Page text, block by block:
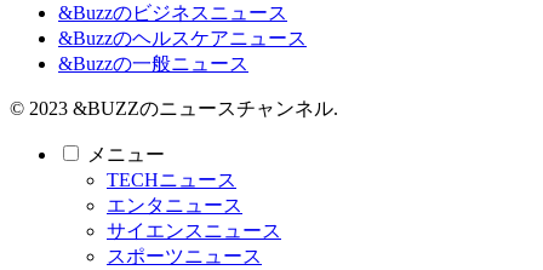
&Buzzのビジネスニュース
&Buzzのヘルスケアニュース
&Buzzの一般ニュース
© 2023 &BUZZのニュースチャンネル.
メニュー
TECHニュース
エンタニュース
サイエンスニュース
スポーツニュース